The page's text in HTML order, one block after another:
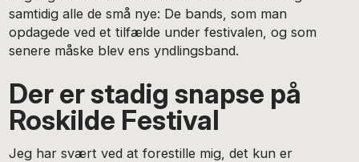
samtidig alle de små nye: De bands, som man
opdagede ved et tilfælde under festivalen, og som
senere måske blev ens yndlingsband.
Der er stadig snapse på
Roskilde Festival
Jeg har svært ved at forestille mig, det kun er